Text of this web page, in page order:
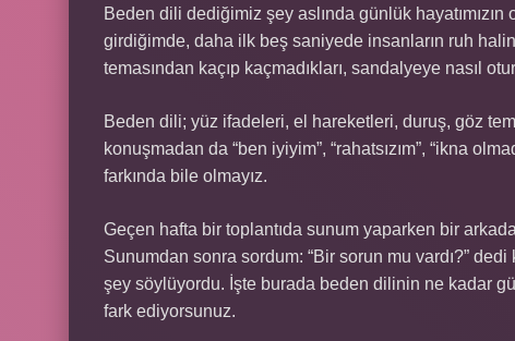
Beden dili dediğimiz şey aslında günlük
girdiğimde, daha ilk beş saniyede insanların ruh
temasından kaçıp kaçmadıkları, sandalyeye nasıl
Beden dili; yüz ifadeleri, el hareketleri, duruş, göz
konuşmadan da “ben iyiyim”, “rahatsızım”, “ikna
farkında bile olmayız.
Geçen hafta bir toplantıda sunum yaparken bir
Sunumdan sonra sordum: “Bir sorun mu vardı?”
şey söylüyordu. İşte burada beden dilinin ne kadar
fark ediyorsunuz.